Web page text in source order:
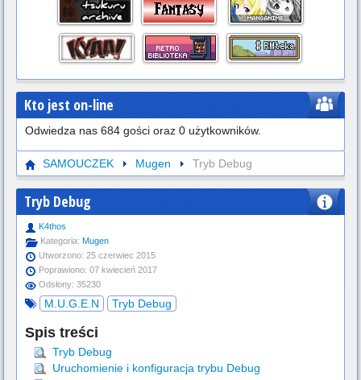
Kto jest on-line
Odwiedza nas 684 gości oraz 0 użytkowników.
SAMOUCZEK Mugen Tryb Debug
Tryb Debug
K4thos
Kategoria: Mugen
Utworzono: 25 czerwiec 2015
Poprawiono: 07 kwiecień 2017
Odsłony: 35230
M.U.G.E.N Tryb Debug
Spis treści
Tryb Debug
Uruchomienie i konfiguracja trybu Debug